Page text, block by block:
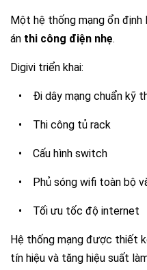
Một hệ thống mạng ổn
án thi công điện nhẹ.
Digivi triển khai:
• Đi dây mạng chuẩn kỹ
• Thi công tủ rack
• Cấu hình switch
• Phủ sóng wifi toàn bộ
• Tối ưu tốc độ internet
Hệ thống mạng được thiết
tín hiệu và tăng hiệu suất